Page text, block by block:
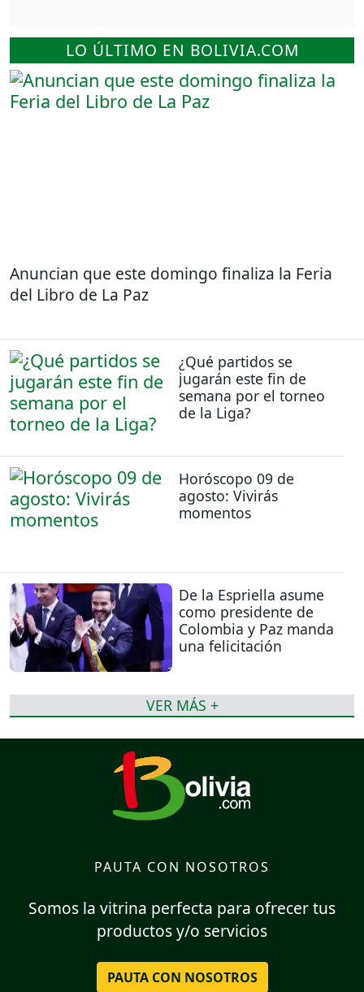
LO ÚLTIMO EN BOLIVIA.COM
Anuncian que este domingo finaliza la Feria
del Libro de La Paz
¿Qué partidos se
jugarán este fin de
semana por el torneo
de la Liga?
Horóscopo 09 de
agosto: Vivirás
momentos
De la Espriella asume
como presidente de
Colombia y Paz manda
una felicitación
VER MÁS +
PAUTA CON NOSOTROS
Somos la vitrina perfecta para ofrecer tus
productos y/o servicios
PAUTA CON NOSOTROS